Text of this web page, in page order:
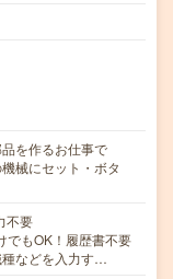
を作るお仕事で
械にセット・ボタ
不要
もOK！履歴書不要
などを入力す…